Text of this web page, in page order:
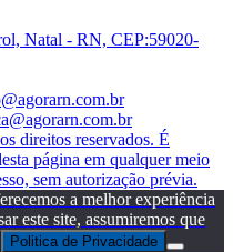
Natal - RN, CEP:59020-
direitos reservados. É
página em qualquer meio
sem autorização prévia.
a melhor experiência
este site, assumiremos que
Politica de Privacidade